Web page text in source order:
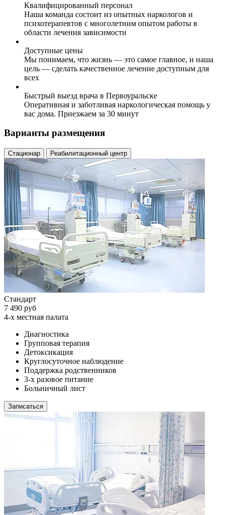
Квалифицированный персонал
Наша команда состоит из опытных наркологов и
психотерапевтов с многолетним опытом работы в
области лечения зависимости
Доступные цены
Мы понимаем, что жизнь — это самое главное, и наша
цель — сделать качественное лечение доступным для
всех
Быстрый выезд врача в Первоуральске
Оперативная и заботливая наркологическая помощь у
вас дома. Приезжаем за 30 минут
Варианты размещения
Стационар Реабилитационный центр
Стандарт
7 490 руб
4-х местная палата
Диагностика
Групповая терапия
Детоксикация
Круглосуточное наблюдение
Поддержка родственников
3-х разовое питание
Больничный лист
Записаться